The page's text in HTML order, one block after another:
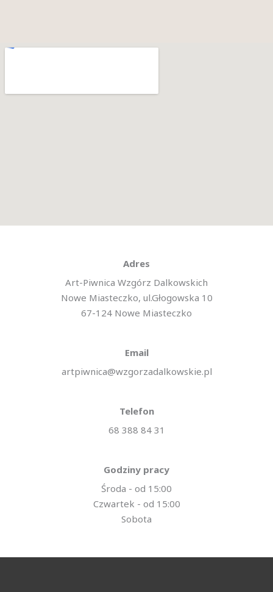
Adres
Art-Piwnica Wzgórz Dalkowskich
Nowe Miasteczko, ul.Głogowska 10
67-124 Nowe Miasteczko
Email
artpiwnica@wzgorzadalkowskie.pl
Telefon
68 388 84 31​
Godziny pracy
Środa - od 15:00
Czwartek - od 15:00
Sobota